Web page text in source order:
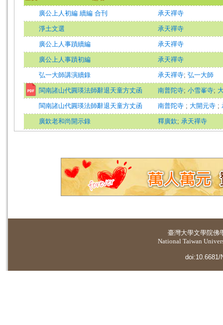
廣公上人初編 續編 合刊 承天禪寺
淨土文選 承天禪寺
廣公上人事蹟續編 承天禪寺
廣公上人事蹟初編 承天禪寺
弘一大師講演續錄 承天禪寺; 弘一大師
閩南諸山代圓瑛法師辭退天童方丈函 南普陀寺; 小雪峯寺;
閩南諸山代圓瑛法師辭退天童方丈函 南普陀寺 ; 大開元寺 ;
廣欽老和尚開示錄 釋廣欽; 承天禪寺
臺灣大學文學院佛
National Taiwan
doi:10.6681/